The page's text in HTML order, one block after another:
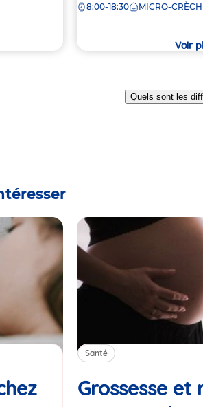
la8:00-18:30 MICRO-
Voir
Quels sont les
Santé
Grossesse et